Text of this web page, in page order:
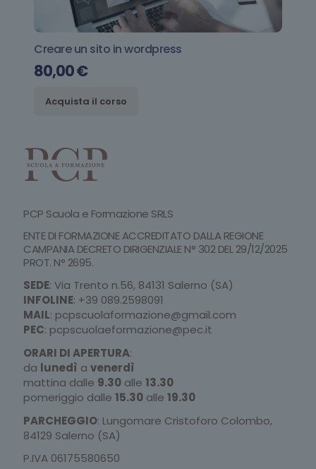
Creare un sito in wordpress
80,00€
Acquista il corso
PCP Scuola e Formazione SRLS
ENTE DI FORMAZIONE ACCREDITATO DALLA REGIONE
CAMPANIA DECRETO DIRIGENZIALE N° 302 DEL 29/12/2025
PROT. N° 2695.
SEDE: Via Trento n.56, 84131 Salerno (SA)
INFOLINE: +39 089.2598091
MAIL: pcpscuolaformazione@gmail.com
PEC: pcpscuolaeformazione@pec.it
ORARI DI APERTURA:
da lunedì a venerdì
mattina dalle 9.30 alle 13.30
pomeriggio dalle 15.30 alle 19.30
PARCHEGGIO: Lungomare Cristoforo Colombo,
84129 Salerno (SA)
P.IVA 06175580650